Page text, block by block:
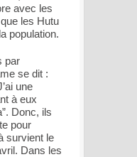
avec les
les Hutu
population.
par
se dit :
une
à eux
Donc, ils
pour
survient le
Dans les